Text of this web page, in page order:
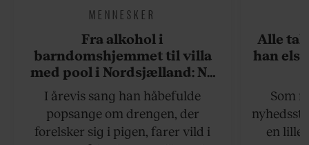
MENNESKER
Fra alkohol i
barndomshjemmet til villa
med pool i Nordsjælland: Nu
skal du høre sandheden om
Rasmus Seebach
I årevis sang han håbefulde
popsange om drengen, der
forelsker sig i pigen, farer vild i
Alle
han
Som
en lille